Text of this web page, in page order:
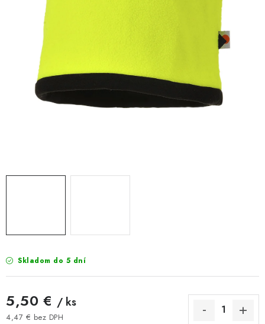
Formulár na výmenu tovaru
Reklamačný poriadok
Akcie v predajniach
Formulár na vrátenie tovaru /odstúpenie od zmluvy
Obchodné podmienky
Zásady ochrany osobných údajov
Skladom do 5 dní
5,50 € / ks
4,47 € bez DPH